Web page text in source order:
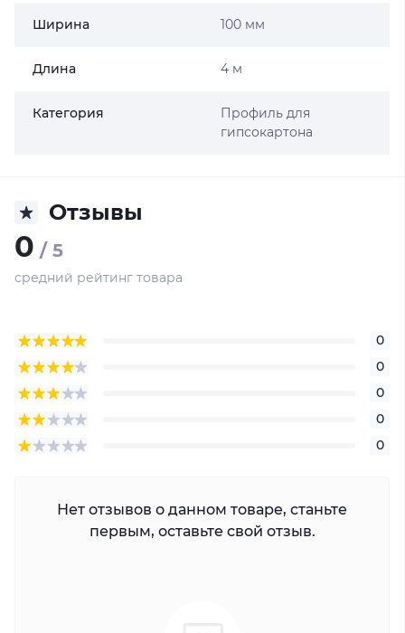
Ширина 100 мм
Длина 4 м
Категория
Профиль для
гипсокартона
Отзывы
0 / 5
средний рейтинг товара
0
0
0
0
0
Нет отзывов о данном товаре, станьте
первым, оставьте свой отзыв.